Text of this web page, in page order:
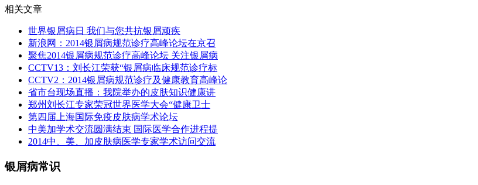
相关文章
世界银屑病日 我们与您共抗银屑顽疾
新浪网：2014银屑病规范诊疗高峰论坛在京召
聚焦2014银屑病规范诊疗高峰论坛 关注银屑病
CCTV13：刘长江荣获“银屑病临床规范诊疗标
CCTV2：2014银屑病规范诊疗及健康教育高峰论
省市台现场直播：我院举办的皮肤知识健康讲
郑州刘长江专家荣冠世界医学大会“健康卫士
第四届上海国际免疫皮肤病学术论坛
中美加学术交流圆满结束 国际医学合作进程提
2014中、美、加皮肤病医学专家学术访问交流
银屑病常识